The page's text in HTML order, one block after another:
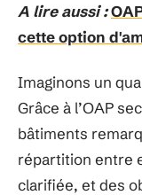
A lire aussi :
cette option
Imaginons un
Grâce à l’OAP
bâtiments
répartition entre
clarifiée, et des